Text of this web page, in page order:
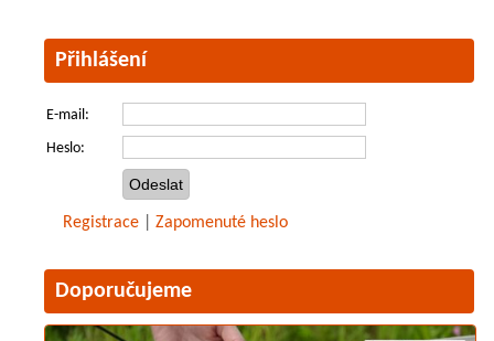
Přihlášení
E-mail:
Heslo:
Registrace Zapomenuté heslo
Doporučujeme